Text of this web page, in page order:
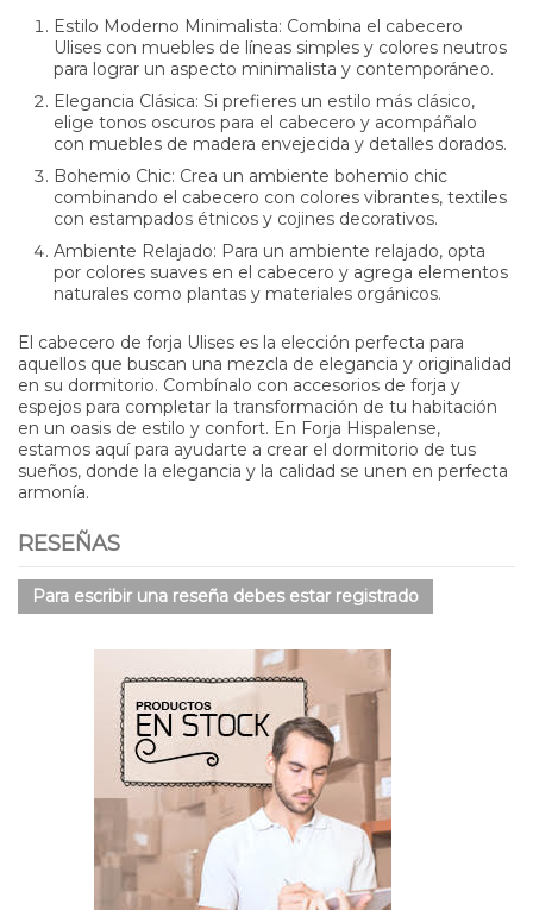
Estilo Moderno Minimalista: Combina el cabecero
Ulises con muebles de líneas simples y colores neutros
para lograr un aspecto minimalista y contemporáneo.
Elegancia Clásica: Si prefieres un estilo más clásico,
elige tonos oscuros para el cabecero y acompáñalo
con muebles de madera envejecida y detalles dorados.
Bohemio Chic: Crea un ambiente bohemio chic
combinando el cabecero con colores vibrantes, textiles
con estampados étnicos y cojines decorativos.
Ambiente Relajado: Para un ambiente relajado, opta
por colores suaves en el cabecero y agrega elementos
naturales como plantas y materiales orgánicos.
El cabecero de forja Ulises es la elección perfecta para
aquellos que buscan una mezcla de elegancia y originalidad
en su dormitorio. Combínalo con accesorios de forja y
espejos para completar la transformación de tu habitación
en un oasis de estilo y confort. En Forja Hispalense,
estamos aquí para ayudarte a crear el dormitorio de tus
sueños, donde la elegancia y la calidad se unen en perfecta
armonía.
RESEÑAS
Para escribir una reseña debes estar registrado